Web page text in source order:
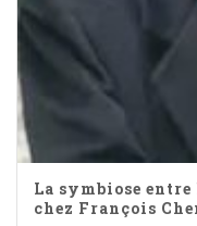
La symbiose
chez François